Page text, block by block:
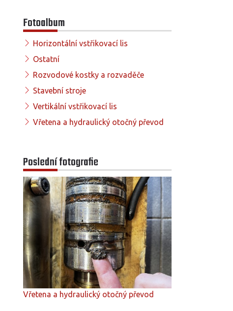
Fotoalbum
Horizontální vstřikovací lis
Ostatní
Rozvodové kostky a rozvaděče
Stavební stroje
Vertikální vstřikovací lis
Vřetena a hydraulický otočný převod
Poslední fotografie
Vřetena a hydraulický otočný převod